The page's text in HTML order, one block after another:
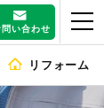
問い合わせ
リフォーム